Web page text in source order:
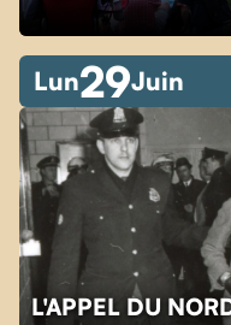
Lun29Juin
L'APPEL DU